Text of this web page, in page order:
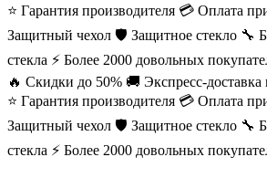
⭐ Гарантия производителя 💳 Оплата
Защитный чехол 🛡️ Защитное стекло 🔧
стекла ⚡ Более 2000 довольных
🔥 Скидки до 50% 🚚 Экспресс-
⭐ Гарантия производителя 💳 Оплата
Защитный чехол 🛡️ Защитное стекло 🔧
стекла ⚡ Более 2000 довольных